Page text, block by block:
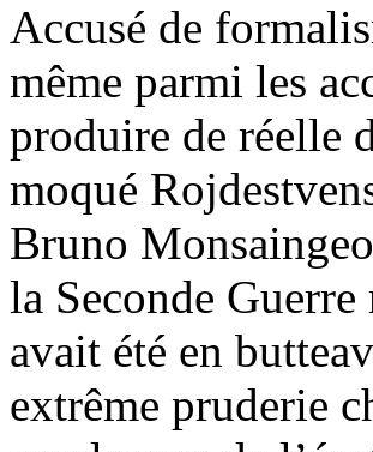
Accusé de
même parmi les
produire de réelle
moqué
Bruno
la Seconde
avait été en
extrême pruderie